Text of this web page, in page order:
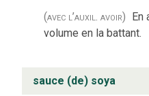
(avec l’auxil. avoir)
volume en la battant.
sauce (de) soya